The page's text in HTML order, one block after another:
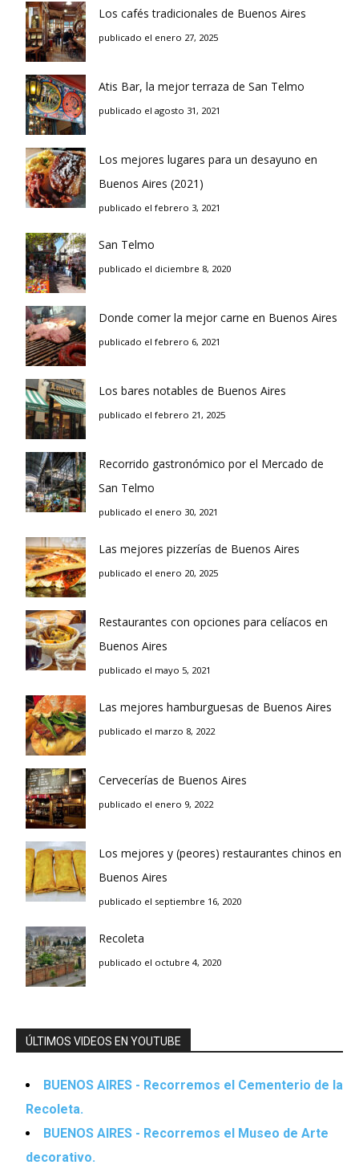
Los cafés tradicionales de Buenos Aires
publicado el enero 27, 2025
Atis Bar, la mejor terraza de San Telmo
publicado el agosto 31, 2021
Los mejores lugares para un desayuno en
Buenos Aires (2021)
publicado el febrero 3, 2021
San Telmo
publicado el diciembre 8, 2020
Donde comer la mejor carne en Buenos Aires
publicado el febrero 6, 2021
Los bares notables de Buenos Aires
publicado el febrero 21, 2025
Recorrido gastronómico por el Mercado de
San Telmo
publicado el enero 30, 2021
Las mejores pizzerías de Buenos Aires
publicado el enero 20, 2025
Restaurantes con opciones para celíacos en
Buenos Aires
publicado el mayo 5, 2021
Las mejores hamburguesas de Buenos Aires
publicado el marzo 8, 2022
Cervecerías de Buenos Aires
publicado el enero 9, 2022
Los mejores y (peores) restaurantes chinos en
Buenos Aires
publicado el septiembre 16, 2020
Recoleta
publicado el octubre 4, 2020
ÚLTIMOS VIDEOS EN YOUTUBE
BUENOS AIRES - Recorremos el Cementerio de la
Recoleta.
BUENOS AIRES - Recorremos el Museo de Arte
decorativo.